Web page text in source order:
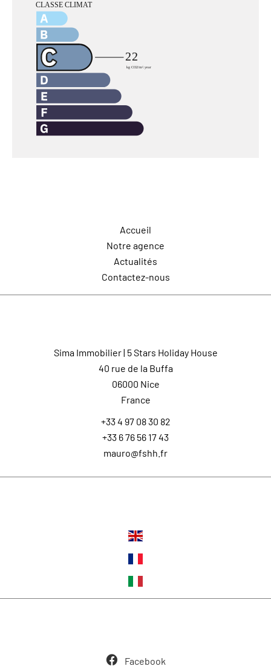
Accueil
Notre agence
Actualités
Contactez-nous
Sima Immobilier | 5 Stars Holiday House
40 rue de la Buffa
06000 Nice
France
+33 4 97 08 30 82
+33 6 76 56 17 43
mauro@fshh.fr
Facebook